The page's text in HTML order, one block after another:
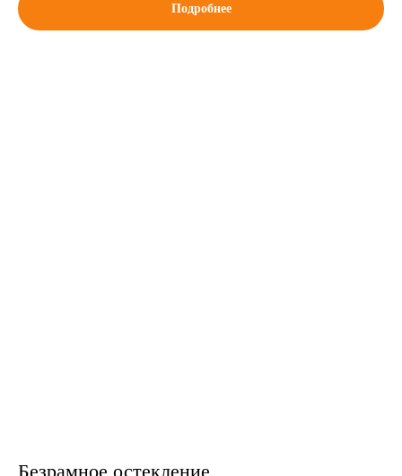
Подробнее
Безрамное остекление